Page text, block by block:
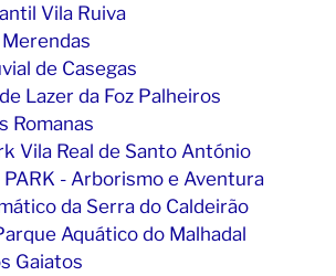
Vila Ruiva
de Casegas
Lazer da Foz Palheiros
Romanas
Vila Real de Santo António
- Arborismo e Aventura
da Serra do Caldeirão
Aquático do Malhadal
Gaiatos